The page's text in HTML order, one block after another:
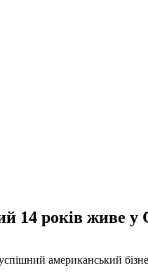
14 років живе
американський